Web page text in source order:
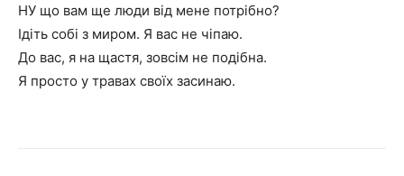
НУ що вам ще люди від мене потрібно?
Ідіть собі з миром. Я вас не чіпаю.
До вас, я на щастя, зовсім не подібна.
Я просто у травах своїх засинаю.